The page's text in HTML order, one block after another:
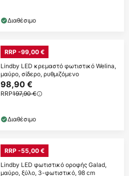
Διαθέσιμο
RRP -99,00 €
Lindby LED κρεμαστό φωτιστικό Welina,
μαύρο, σίδερο, ρυθμιζόμενο
98,90 €
RRP197,90 €
Διαθέσιμο
RRP -55,00 €
Lindby LED φωτιστικό οροφής Galad,
μαύρο, ξύλο, 3-φωτιστικό, 98 cm